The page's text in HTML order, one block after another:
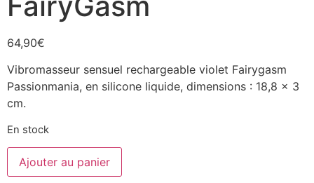
64,90€
Vibromasseur sensuel rechargeable violet Fairygasm
Passionmania, en silicone liquide, dimensions : 18,8 x 3
cm.
En stock
Ajouter au panier